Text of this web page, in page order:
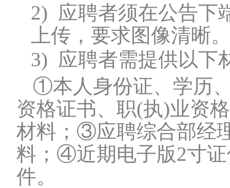
2) 应聘者须在公告下
上传，要求图像清晰
3) 应聘者需提供以下
①本人身份证、学历
资格证书、职(执)业资
材料；③应聘综合部经
料；④近期电子版2寸
件。